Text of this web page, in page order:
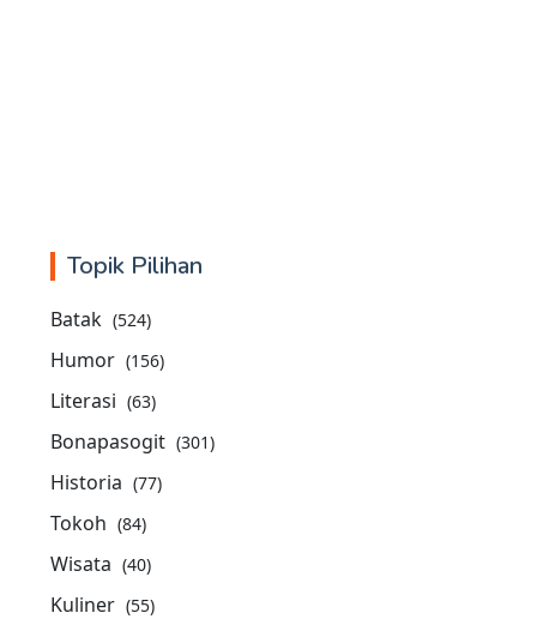
Topik Pilihan
Batak (524)
Humor (156)
Literasi (63)
Bonapasogit (301)
Historia (77)
Tokoh (84)
Wisata (40)
Kuliner (55)